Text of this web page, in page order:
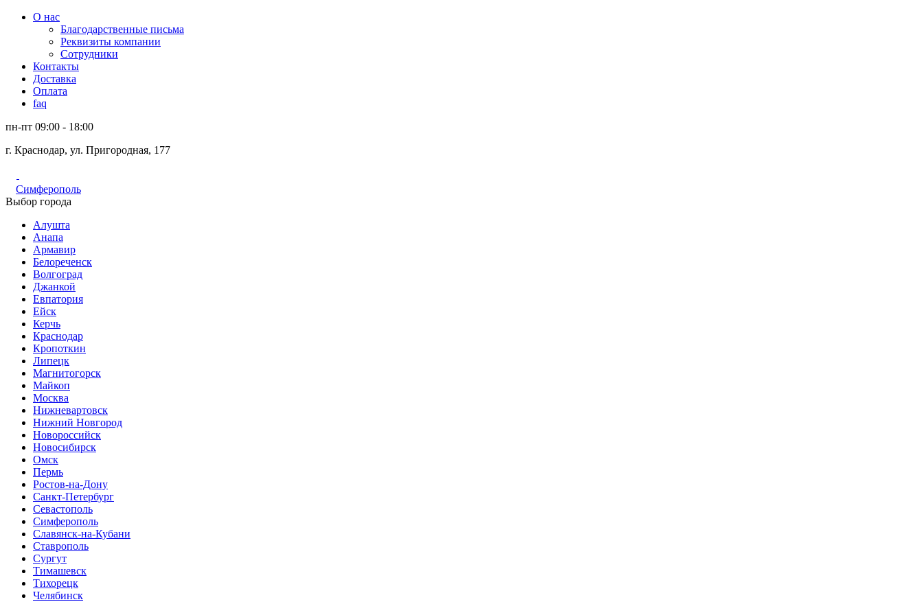
О нас
Благодарственные письма
Реквизиты компании
Сотрудники
Контакты
Доставка
Оплата
faq
пн-пт 09:00 - 18:00
г. Краснодар, ул. Пригородная, 177
Симферополь
Выбор города
Алушта
Анапа
Армавир
Белореченск
Волгоград
Джанкой
Евпатория
Ейск
Керчь
Краснодар
Кропоткин
Липецк
Магнитогорск
Майкоп
Москва
Нижневартовск
Нижний Новгород
Новороссийск
Новосибирск
Омск
Пермь
Ростов-на-Дону
Санкт-Петербург
Севастополь
Симферополь
Славянск-на-Кубани
Ставрополь
Сургут
Тимашевск
Тихорецк
Челябинск